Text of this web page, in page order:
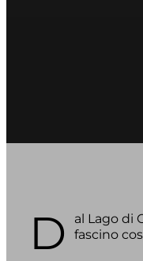
D
al Lago di
fascino